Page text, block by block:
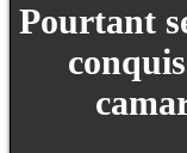
Pourtant